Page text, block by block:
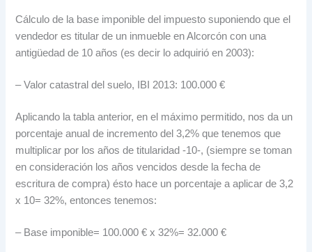
Cálculo de la base imponible del impuesto suponiendo que el
vendedor es titular de un inmueble en Alcorcón con una
antigüedad de 10 años (es decir lo adquirió en 2003):
– Valor catastral del suelo, IBI 2013: 100.000 €
Aplicando la tabla anterior, en el máximo permitido, nos da un
porcentaje anual de incremento del 3,2% que tenemos que
multiplicar por los años de titularidad -10-, (siempre se toman
en consideración los años vencidos desde la fecha de
escritura de compra) ésto hace un porcentaje a aplicar de 3,2
x 10= 32%, entonces tenemos:
– Base imponible= 100.000 € x 32%= 32.000 €